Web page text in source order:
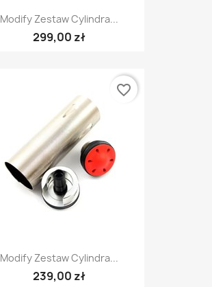
Modify Zestaw Cylindra...
299,00 zł
Modify Zestaw Cylindra...
239,00 zł
favorite_border